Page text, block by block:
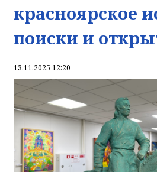
красноярское
поиски и
13.11.2025 12:20